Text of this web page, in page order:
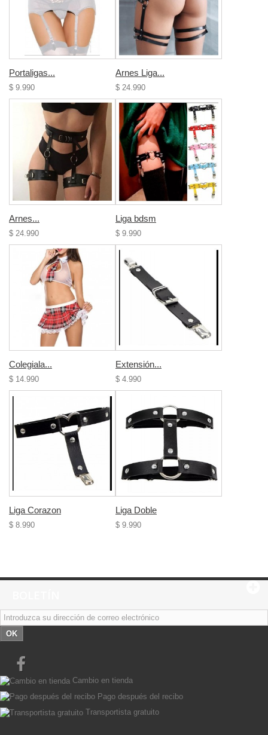
Portaligas...
$ 9.990
Arnes Liga...
$ 24.990
Arnes...
$ 24.990
Liga bdsm
$ 9.990
Colegiala...
$ 14.990
Extensión...
$ 4.990
Liga Corazon
$ 8.990
Liga Doble
$ 9.990
OK
Cambio en tienda
Pago después del recibo
Transportista gratuito